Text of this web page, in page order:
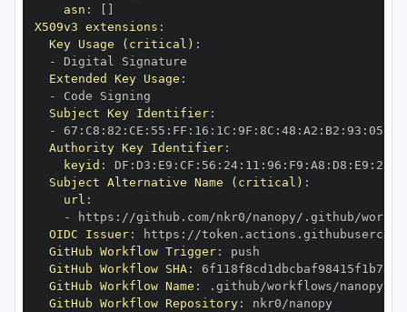
asn :
X509v3 extensions :
Key Usage (critical) :
-
Extended Key Usage :
-
Subject Key Identifier:
-
67 : C8 : 82 : CE : 55 : FF : 16 : 1C : 9F : 8C : 48 : A2 : B2 : 93 : 05
Authority Key Identifier:
keyid : DF : D3 : E9 : CF : 56 : 24: 11 : 96 : F9 : A8 : D8 : E9 : 28
Subject Alternative Name (critical) :
url :
-
https : //github.com/nkr0/nanopy/.github/
OIDC Issuer: https :
GitHub Workflow Trigger:
GitHub Workflow SHA:
GitHub Workflow Name :
GitHub Workflow Repository: